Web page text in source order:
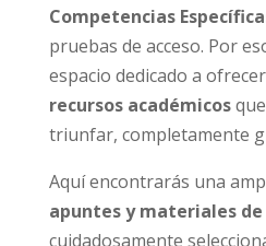
Competencias
pruebas de acceso. Por
espacio dedicado a
recursos académicos
triunfar, completamente
Aquí encontrarás una
apuntes y materiales
cuidadosamente